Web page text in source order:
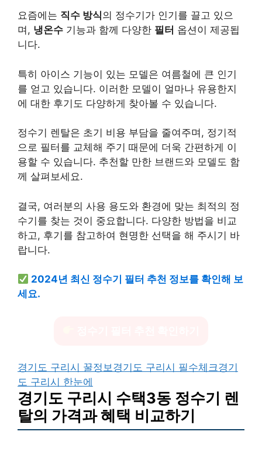
요즘에는 직수 방식의 정수기가 인기를 끌고 있으
며, 냉온수 기능과 함께 다양한 필터 옵션이 제공됩
니다.
특히 아이스 기능이 있는 모델은 여름철에 큰 인기
를 얻고 있습니다. 이러한 모델이 얼마나 유용한지
에 대한 후기도 다양하게 찾아볼 수 있습니다.
정수기 렌탈은 초기 비용 부담을 줄여주며, 정기적
으로 필터를 교체해 주기 때문에 더욱 간편하게 이
용할 수 있습니다. 추천할 만한 브랜드와 모델도 함
께 살펴보세요.
결국, 여러분의 사용 용도와 환경에 맞는 최적의 정
수기를 찾는 것이 중요합니다. 다양한 방법을 비교
하고, 후기를 참고하여 현명한 선택을 해 주시기 바
랍니다.
2024년 최신 정수기 필터 추천 정보를 확인해 보
세요.
경기도 구리시 꿀정보경기도 구리시 필수체크경기
도 구리시 한눈에
경기도 구리시 수택3동 정수기 렌
탈의 가격과 혜택 비교하기